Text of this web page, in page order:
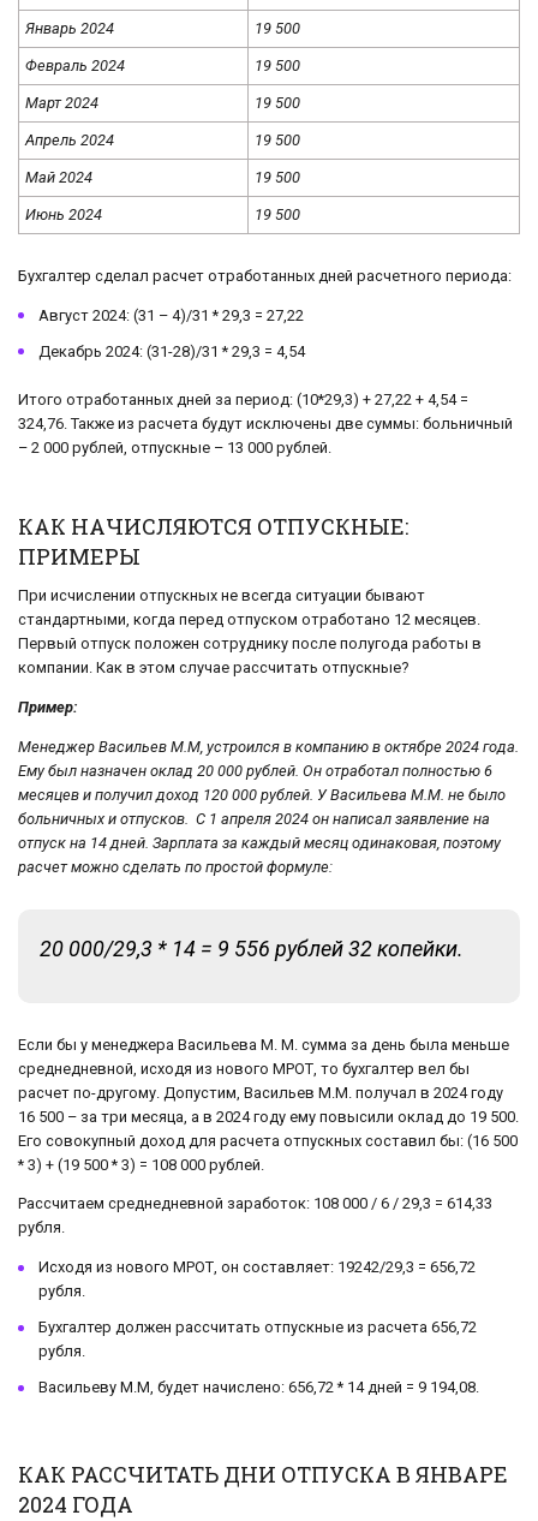
Январь 2024 19 500
Февраль 2024 19 500
Март 2024 19 500
Апрель 2024 19 500
Май 2024 19 500
Июнь 2024 19 500
Бухгалтер сделал расчет отработанных дней расчетного периода:
Август 2024: (31 – 4)/31 * 29,3 = 27,22
Декабрь 2024: (31-28)/31 * 29,3 = 4,54
Итого отработанных дней за период: (10*29,3) + 27,22 + 4,54 =
324,76. Также из расчета будут исключены две суммы: больничный
– 2 000 рублей, отпускные – 13 000 рублей.
КАК НАЧИСЛЯЮТСЯ ОТПУСКНЫЕ:
ПРИМЕРЫ
При исчислении отпускных не всегда ситуации бывают
стандартными, когда перед отпуском отработано 12 месяцев.
Первый отпуск положен сотруднику после полугода работы в
компании. Как в этом случае рассчитать отпускные?
Пример:
Менеджер Васильев М.М, устроился в компанию в октябре 2024 года.
Ему был назначен оклад 20 000 рублей. Он отработал полностью 6
месяцев и получил доход 120 000 рублей. У Васильева М.М. не было
больничных и отпусков. С 1 апреля 2024 он написал заявление на
отпуск на 14 дней. Зарплата за каждый месяц одинаковая, поэтому
расчет можно сделать по простой формуле:
20 000/29,3 * 14 = 9 556 рублей 32 копейки.
Если бы у менеджера Васильева М. М. сумма за день была меньше
среднедневной, исходя из нового МРОТ, то бухгалтер вел бы
расчет по-другому. Допустим, Васильев М.М. получал в 2024 году
16 500 – за три месяца, а в 2024 году ему повысили оклад до 19 500.
Его совокупный доход для расчета отпускных составил бы: (16 500
* 3) + (19 500 * 3) = 108 000 рублей.
Рассчитаем среднедневной заработок: 108 000 / 6 / 29,3 = 614,33
рубля.
Исходя из нового МРОТ, он составляет: 19242/29,3 = 656,72
рубля.
Бухгалтер должен рассчитать отпускные из расчета 656,72
рубля.
Васильеву М.М, будет начислено: 656,72 * 14 дней = 9 194,08.
КАК РАССЧИТАТЬ ДНИ ОТПУСКА В ЯНВАРЕ
2024 ГОДА